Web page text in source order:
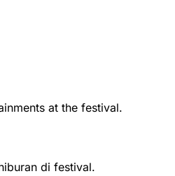
at the festival.
di festival.